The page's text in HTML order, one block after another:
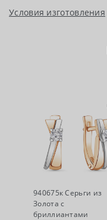
Условия изготовления
940675к Серьги из
Золота с
бриллиантами